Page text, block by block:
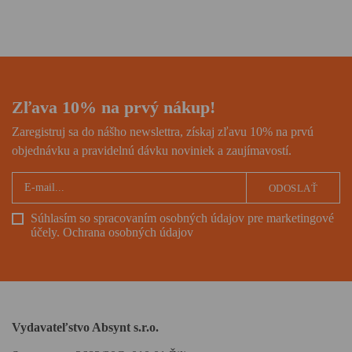
Zľava 10% na prvý nákup!
Zaregistruj sa do nášho newslettra, získaj zľavu 10% na prvú
objednávku a pravidelnú dávku noviniek a zaujímavostí.
Súhlasím so spracovaním osobných údajov pre marketingové
účely. Ochrana osobných údajov
ODOSLAŤ
Vydavateľstvo Absynt s.r.o.